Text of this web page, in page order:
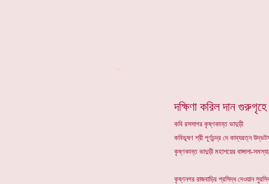
দক্ষিণা করিল দান গুরুগৃহে
কবি রসসাগর কৃষ্ণকান্ত ভাদুড়ী
কবিভূষণ শ্রী পূর্ণচন্দ্র দে কাব্যরত্ন
কৃষ্ণকান্ত ভাদুড়ী মহাশয়ের বাঙ্গালা-
কৃষ্ণনগর রাজবাড়ির প্রসিদ্ধ দেওয়ান